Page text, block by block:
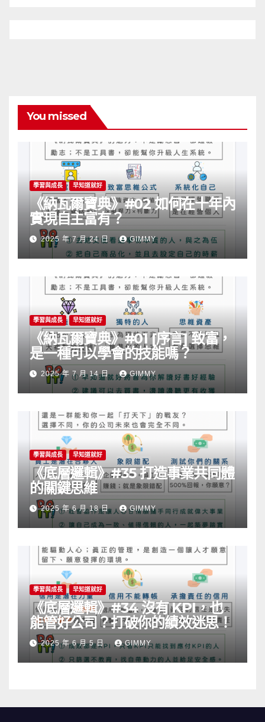
You missed
學習與成長 早知道就好
《納瓦爾寶典》#02 如何在十年內
實現自主富有？
2025 年 7 月 24 日 GIMMY
學習與成長 早知道就好
《納瓦爾寶典》#01 [序言] 致富，
是一種可以學會的技能嗎？
2025 年 7 月 14 日 GIMMY
學習與成長 早知道就好
《底層邏輯》#35 打造事業共同體
的關鍵思維
2025 年 6 月 18 日 GIMMY
學習與成長 早知道就好
《底層邏輯》#34 沒有 KPI，也
能管好公司？打破你的績效迷思！
2025 年 6 月 5 日 GIMMY